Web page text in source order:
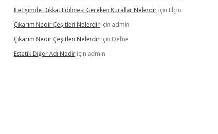
İLetişimde Dikkat Edilmesi Gereken Kurallar Nelerdir için Elçin
Çıkarım Nedir Çeşitleri Nelerdir için admin
Çıkarım Nedir Çeşitleri Nelerdir için Defne
Estetik Diğer Adı Nedir için admin